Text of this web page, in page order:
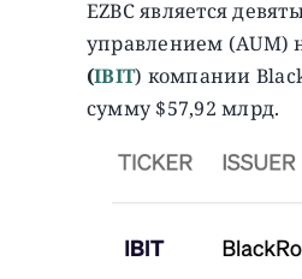
EZBC является
управлением (AUM)
(IBIT) компании
сумму $57,92 млрд.